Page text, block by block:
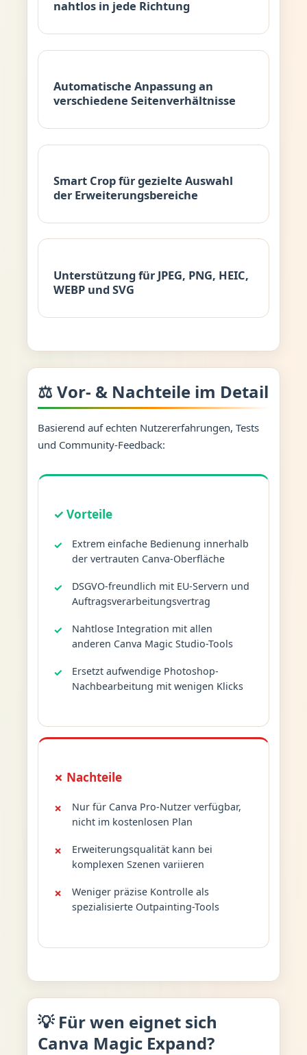
nahtlos in jede Richtung
Automatische Anpassung an
verschiedene Seitenverhältnisse
Smart Crop für gezielte Auswahl
der Erweiterungsbereiche
Unterstützung für JPEG, PNG, HEIC,
WEBP und SVG
⚖️ Vor- & Nachteile im Detail
Basierend auf echten Nutzererfahrungen, Tests
und Community-Feedback:
✓ Vorteile
Extrem einfache Bedienung innerhalb
der vertrauten Canva-Oberfläche
DSGVO-freundlich mit EU-Servern und
Auftragsverarbeitungsvertrag
Nahtlose Integration mit allen
anderen Canva Magic Studio-Tools
Ersetzt aufwendige Photoshop-
Nachbearbeitung mit wenigen Klicks
✗ Nachteile
Nur für Canva Pro-Nutzer verfügbar,
nicht im kostenlosen Plan
Erweiterungsqualität kann bei
komplexen Szenen variieren
Weniger präzise Kontrolle als
spezialisierte Outpainting-Tools
💡 Für wen eignet sich
Canva Magic Expand?